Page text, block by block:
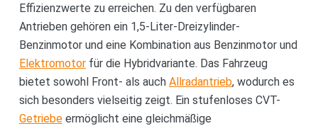
Effizienzwerte zu erreichen. Zu den verfügbaren
Antrieben gehören ein 1,5-Liter-Dreizylinder-
Benzinmotor und eine Kombination aus Benzinmotor und
Elektromotorfür die Hybridvariante. Das Fahrzeug
bietet sowohl Front- als auch Allradantrieb, wodurch es
sich besonders vielseitig zeigt. Ein stufenloses CVT-
Getriebeermöglicht eine gleichmäßige